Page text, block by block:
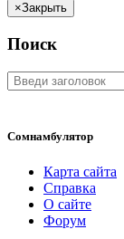
×Закрыть
Поиск
Сомнамбулятор
Карта сайта
Справка
О сайте
Форум